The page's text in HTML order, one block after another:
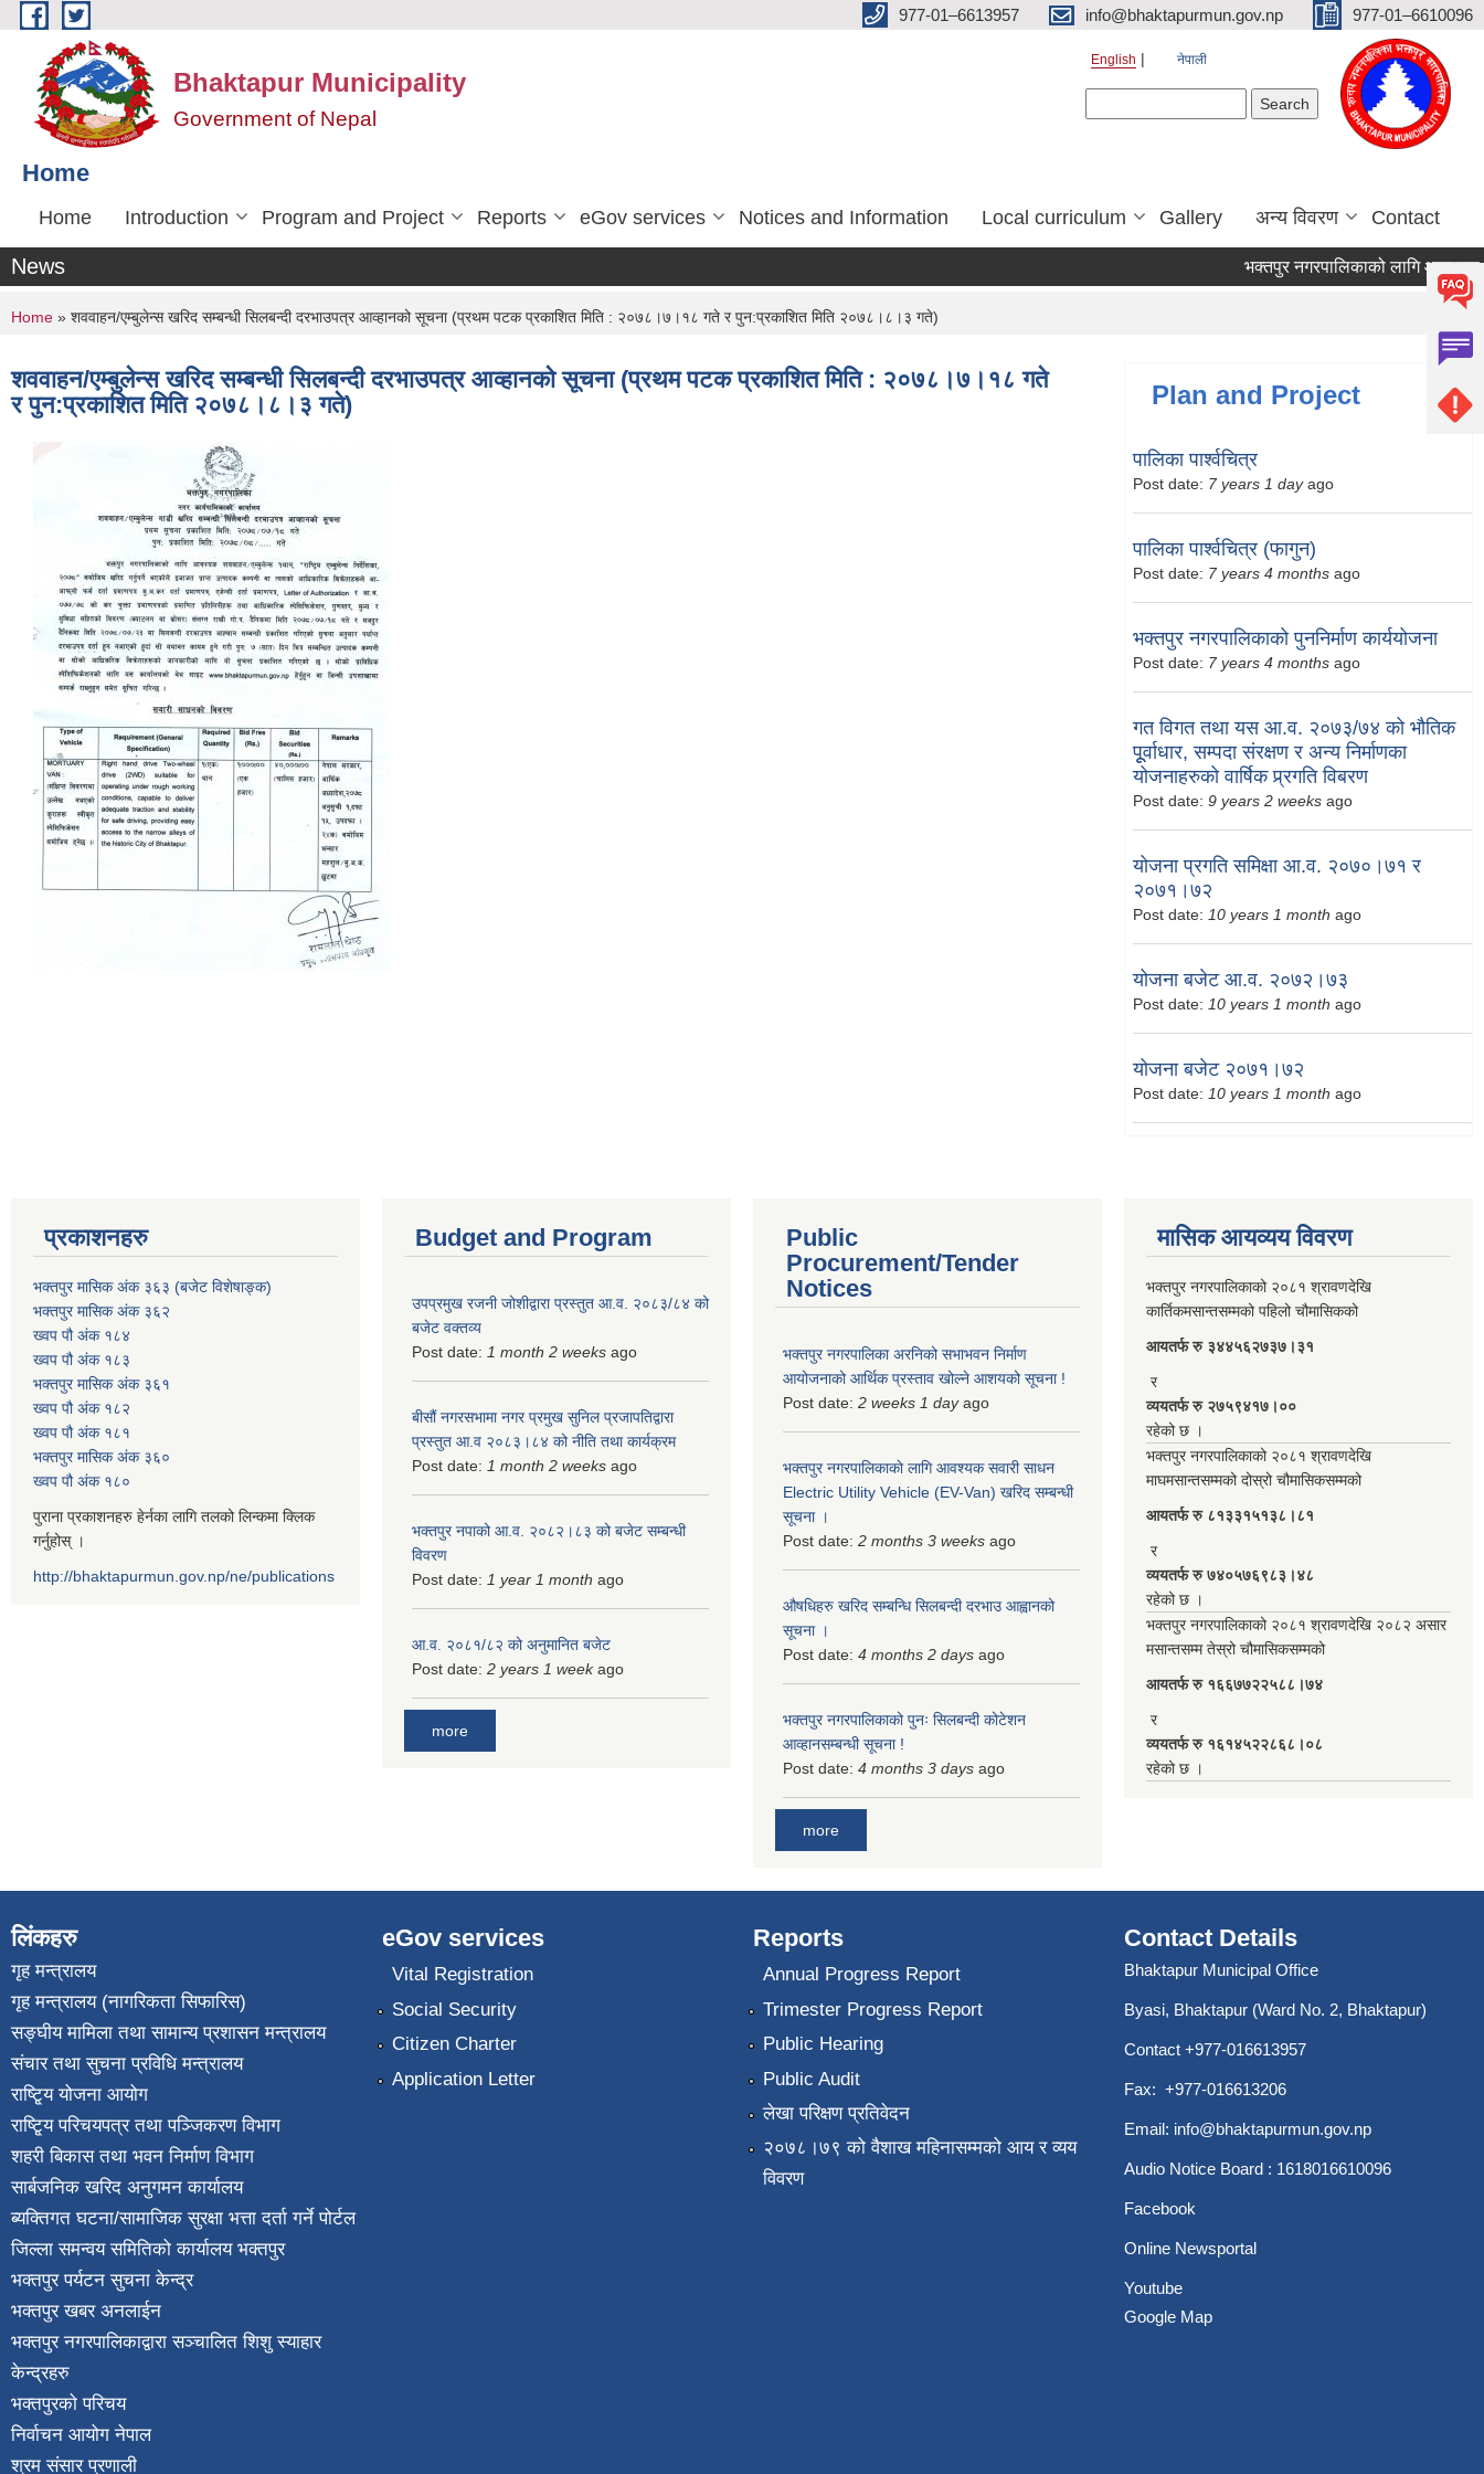
Skip to main content 977-01–6613957 info@bhaktapurmun.gov.np 977-01–6610096
Bhaktapur Municipality
Government of Nepal
English नेपाली
Home
Home Introduction Program and Project Reports eGov services Notices and Information Local curriculum Gallery अन्य विवरण Contact
News भक्तपुर नगरपालिकाको लागि आवश्यक
You are here
Home » शववाहन/एम्बुलेन्स खरिद सम्बन्धी सिलबन्दी दरभाउपत्र आव्हानको सूचना (प्रथम पटक प्रकाशित मिति : २०७८।७।१८ गते र पुन:प्रकाशित मिति २०७८।८।३ गते)
शववाहन/एम्बुलेन्स खरिद सम्बन्धी सिलबन्दी दरभाउपत्र आव्हानको सूचना (प्रथम पटक प्रकाशित मिति : २०७८।७।१८ गते
र पुन:प्रकाशित मिति २०७८।८।३ गते)
Plan and Project
पालिका पार्श्वचित्र
Post date: 7 years 1 dayago
पालिका पार्श्वचित्र (फागुन)
Post date: 7 years 4 months ago
भक्तपुर नगरपालिकाको पुननिर्माण कार्ययोजना
Post date: 7 years 4 months ago
गत विगत तथा यस आ.व. २०७३/७४ को भौतिक
पूूर्वाधार, सम्पदा संरक्षण र अन्य निर्माणका
योजनाहरुको वार्षिक प्र्रगति विबरण
Post date: 9 years 2 weeks ago
योजना प्रगति समिक्षा आ.व. २०७०।७१ र
२०७१।७२
Post date: 10 years 1 month ago
योजना बजेट आ.व. २०७२।७३
Post date: 10 years 1 month ago
योजना बजेट २०७१।७२
Post date: 10 years 1 month ago
प्रकाशनहरु
भक्तपुर मासिक अंक ३६३ (बजेट विशेषाङ्क)
भक्तपुर मासिक अंक ३६२
ख्वप पौ अंक १८४
ख्वप पौ अंक १८३
भक्तपुर मासिक अंक ३६१
ख्वप पौ अंक १८२
ख्वप पौ अंक १८१
भक्तपुर मासिक अंक ३६०
ख्वप पौ अंक १८०
पुराना प्रकाशनहरु हेर्नका लागि तलको लिन्कमा क्लिक
गर्नुहोस् ।
http://bhaktapurmun.gov.np/ne/publications
Budget and Program
उपप्रमुख रजनी जोशीद्वारा प्रस्तुत आ.व. २०८३/८४ को
बजेट वक्तव्य
Post date: 1 month 2 weeks ago
बीसौं नगरसभामा नगर प्रमुख सुनिल प्रजापतिद्वारा
प्रस्तुत आ.व‍ २०८३।८४ को नीति तथा कार्यक्रम
Post date: 1 month 2 weeks ago
भक्तपुर नपाको आ.व. २०८२।८३ को बजेट सम्बन्धी
विवरण
Post date: 1 year 1 month ago
आ.व. २०८१/८२ को अनुमानित बजेट
Post date: 2 years 1 weekago
more
Public
Procurement/Tender
Notices
भक्तपुर नगरपालिका अरनिको सभाभवन निर्माण
आयोजनाको आर्थिक प्रस्ताव खोल्ने आशयको सूचना !
Post date: 2 weeks 1 dayago
भक्तपुर नगरपालिकाकाे लागि आवश्यक सवारी साधन
Electric Utility Vehicle (EV-Van) खरिद सम्बन्धी
सूचना ।
Post date: 2 months 3 weeks ago
औषधिहरु खरिद सम्बन्धि सिलबन्दी दरभाउ आह्वानको
सूचना ।
Post date: 4 months 2 days ago
भक्तपुर नगरपालिकाको पुनः सिलबन्दी कोटेशन
आव्हानसम्बन्धी सूचना !
Post date: 4 months 3 days ago
more
मासिक आयव्यय विवरण
भक्तपुर नगरपालिकाको २०८१ श्रावणदेखि
कार्तिकमसान्तसम्मको पहिलो चौमासिकको
आयतर्फ रु‌ ३४४५६२७३७।३१
र
व्ययतर्फ रु २७५९४१७।००
रहेको छ ।
भक्तपुर नगरपालिकाको २०८१ श्रावणदेखि
माघमसान्तसम्मको दोस्रो चौमासिकसम्मको
आयतर्फ रु‌ ८१३३१५१३८।८१
र
व्ययतर्फ रु ७४०५७६९८३।४८
रहेको छ ।
भक्तपुर नगरपालिकाको २०८१ श्रावणदेखि २०८२ असार
मसान्तसम्म तेस्रो चौमासिकसम्मको
आयतर्फ रु‌ १६६७७२२५८८।७४
र
व्ययतर्फ रु १६१४५२२८६८।०८
रहेको छ ।
लिंकहरु
गृह मन्त्रालय
गृह मन्त्रालय (नागरिकता सिफारिस)
सङ्घीय मामिला तथा सामान्य प्रशासन मन्त्रालय
संचार तथा सुचना प्रविधि मन्त्रालय
राष्टि्ृय योजना आयोग
राष्टि्ृय परिचयपत्र तथा पञ्जिकरण विभाग
शहरी बिकास तथा भवन निर्माण विभाग
सार्बजनिक खरिद अनुगमन कार्यालय
ब्यक्तिगत घटना/सामाजिक सुरक्षा भत्ता दर्ता गर्ने पोर्टल
जिल्ला समन्वय समितिको कार्यालय भक्तपुर
भक्तपुर पर्यटन सुचना केन्द्र
भक्तपुर खबर अनलाईन
भक्तपुर नगरपालिकाद्वारा सञ्चालित शिशु स्याहार
केन्द्रहरु
भक्तपुरकाे परिचय
निर्वाचन आयोग नेपाल
श्रम संसार प्रणाली
eGov services
Vital Registration
Social Security
Citizen Charter
Application Letter
Reports
Annual Progress Report
Trimester Progress Report
Public Hearing
Public Audit
लेखा परिक्षण प्रतिवेदन
२०७८।७९ को वैशाख महिनासम्मको आय र व्यय
विवरण
Contact Details
Bhaktapur Municipal Office
Byasi, Bhaktapur (Ward No. 2, Bhaktapur)
Contact +977-016613957
Fax: +977-016613206
Email: info@bhaktapurmun.gov.np
Audio Notice Board : 1618016610096
Facebook
Online Newsportal
Youtube
Google Map